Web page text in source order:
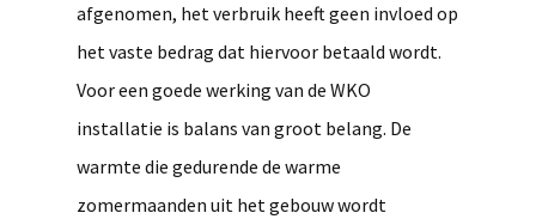
afgenomen, het verbruik heeft geen invloed op
het vaste bedrag dat hiervoor betaald wordt.
Voor een goede werking van de WKO
installatie is balans van groot belang. De
warmte die gedurende de warme
zomermaanden uit het gebouw wordt